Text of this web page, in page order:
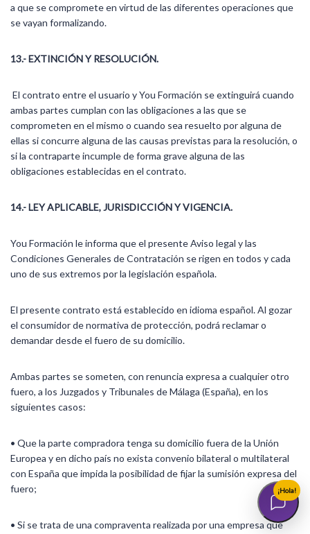
a que se compromete en virtud de las diferentes operaciones que
se vayan formalizando.
13.- EXTINCIÓN Y RESOLUCIÓN.
El contrato entre el usuario y You Formación se extinguirá cuando
ambas partes cumplan con las obligaciones a las que se
comprometen en el mismo o cuando sea resuelto por alguna de
ellas si concurre alguna de las causas previstas para la resolución, o
si la contraparte incumple de forma grave alguna de las
obligaciones establecidas en el contrato.
14.- LEY APLICABLE, JURISDICCIÓN Y VIGENCIA.
You Formación le informa que el presente Aviso legal y las
Condiciones Generales de Contratación se rigen en todos y cada
uno de sus extremos por la legislación española.
El presente contrato está establecido en idioma español. Al gozar
el consumidor de normativa de protección, podrá reclamar o
demandar desde el fuero de su domicilio.
Ambas partes se someten, con renuncia expresa a cualquier otro
fuero, a los Juzgados y Tribunales de Málaga (España), en los
siguientes casos:
• Que la parte compradora tenga su domicilio fuera de la Unión
Europea y en dicho país no exista convenio bilateral o multilateral
con España que impida la posibilidad de fijar la sumisión expresa del
fuero;
• Si se trata de una compraventa realizada por una empresa que
¡Hola!